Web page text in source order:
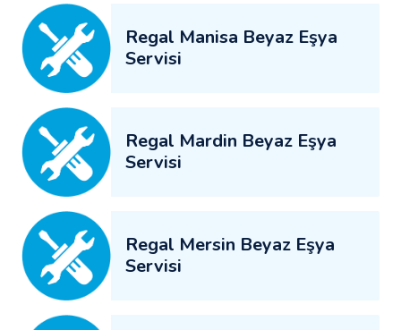
Regal Manisa Beyaz Eşya
Servisi
Regal Mardin Beyaz Eşya
Servisi
Regal Mersin Beyaz Eşya
Servisi